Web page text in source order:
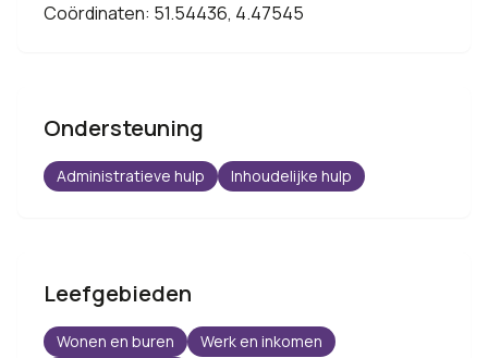
Coördinaten: 51.54436, 4.47545
Ondersteuning
Administratieve hulp Inhoudelijke hulp
Leefgebieden
Wonen en buren
Werk en inkomen